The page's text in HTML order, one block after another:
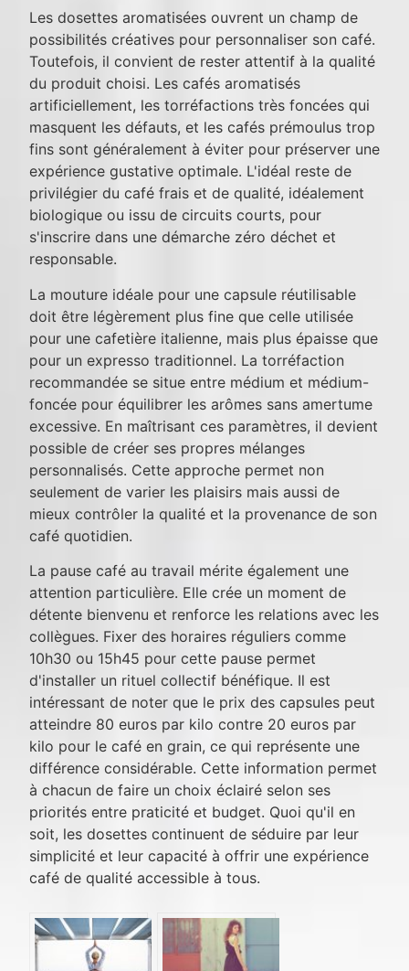
Les dosettes aromatisées ouvrent un champ de
possibilités créatives pour personnaliser son café.
Toutefois, il convient de rester attentif à la qualité
du produit choisi. Les cafés aromatisés
artificiellement, les torréfactions très foncées qui
masquent les défauts, et les cafés prémoulus trop
fins sont généralement à éviter pour préserver une
expérience gustative optimale. L'idéal reste de
privilégier du café frais et de qualité, idéalement
biologique ou issu de circuits courts, pour
s'inscrire dans une démarche zéro déchet et
responsable.
La mouture idéale pour une capsule réutilisable
doit être légèrement plus fine que celle utilisée
pour une cafetière italienne, mais plus épaisse que
pour un expresso traditionnel. La torréfaction
recommandée se situe entre médium et médium-
foncée pour équilibrer les arômes sans amertume
excessive. En maîtrisant ces paramètres, il devient
possible de créer ses propres mélanges
personnalisés. Cette approche permet non
seulement de varier les plaisirs mais aussi de
mieux contrôler la qualité et la provenance de son
café quotidien.
La pause café au travail mérite également une
attention particulière. Elle crée un moment de
détente bienvenu et renforce les relations avec les
collègues. Fixer des horaires réguliers comme
10h30 ou 15h45 pour cette pause permet
d'installer un rituel collectif bénéfique. Il est
intéressant de noter que le prix des capsules peut
atteindre 80 euros par kilo contre 20 euros par
kilo pour le café en grain, ce qui représente une
différence considérable. Cette information permet
à chacun de faire un choix éclairé selon ses
priorités entre praticité et budget. Quoi qu'il en
soit, les dosettes continuent de séduire par leur
simplicité et leur capacité à offrir une expérience
café de qualité accessible à tous.